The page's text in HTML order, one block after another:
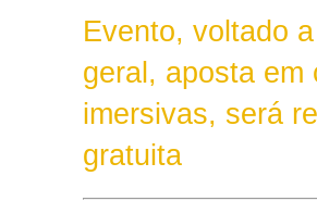
Evento, voltado
geral, aposta em
imersivas, será
gratuita